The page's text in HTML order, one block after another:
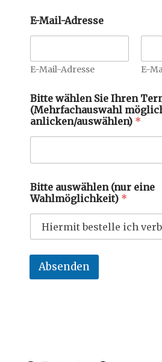
E-Mail-Adresse
E-Mail-Adresse E-
Bitte wählen Sie Ihren
(Mehrfachauswahl
anlicken/auswählen) *
Bitte auswählen (nur eine
Wahlmöglichkeit) *
Absenden